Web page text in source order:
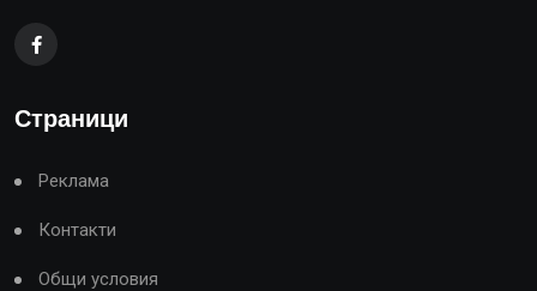
Страници
Реклама
Контакти
Общи условия